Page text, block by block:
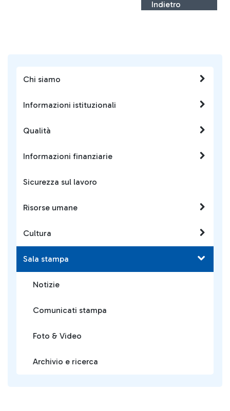
Chi siamo
Informazioni istituzionali
Qualità
Informazioni finanziarie
Sicurezza sul lavoro
Risorse umane
Cultura
Sala stampa
Notizie
Comunicati stampa
Foto & Video
Archivio e ricerca
Indietro